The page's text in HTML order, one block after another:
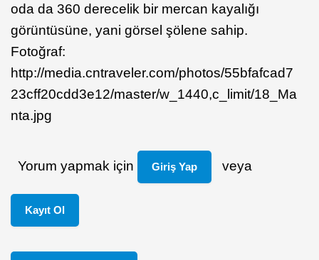
oda da 360 derecelik bir mercan kayalığı
görüntüsüne, yani görsel şölene sahip.
Fotoğraf:
http://media.cntraveler.com/photos/55bfafcad7
23cff20cdd3e12/master/w_1440,c_limit/18_Ma
nta.jpg
Yorum yapmak için Giriş Yap veya
Kayıt Ol